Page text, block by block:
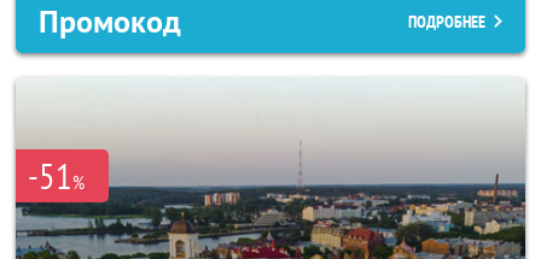
Промокод ПОДРОБНЕЕ
-51%